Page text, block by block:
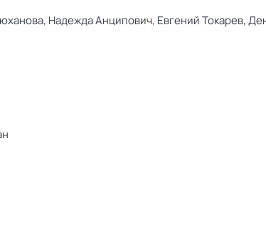
Надежда Анципович, Евгений Токарев,